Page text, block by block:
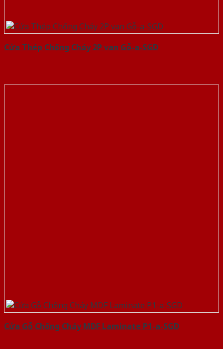
Cửa Thép Chống Cháy 2P van Gỗ-a-SGD
Cửa Gỗ Chống Cháy MDF Laminate P1-a-SGD